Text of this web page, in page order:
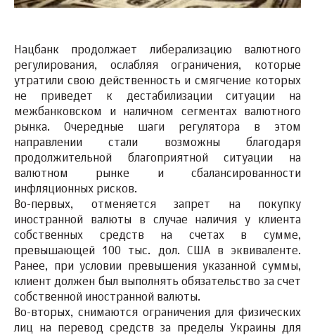
Нацбанк продолжает либерализацию валютного
регулирования, ослабляя ограничения, которые
утратили свою действенность и смягчение которых
не приведет к дестабилизации ситуации на
межбанковском и наличном сегментах валютного
рынка. Очередные шаги регулятора в этом
направлении стали возможны благодаря
продолжительной благоприятной ситуации на
валютном рынке и сбалансированности
инфляционных рисков.
Во-первых, отменяется запрет на покупку
иностранной валюты в случае наличия у клиента
собственных средств на счетах в сумме,
превышающей 100 тыс. дол. США в эквиваленте.
Ранее, при условии превышения указанной суммы,
клиент должен был выполнять обязательство за счет
собственной иностранной валюты.
Во-вторых, снимаются ограничения для физических
лиц на перевод средств за пределы Украины для